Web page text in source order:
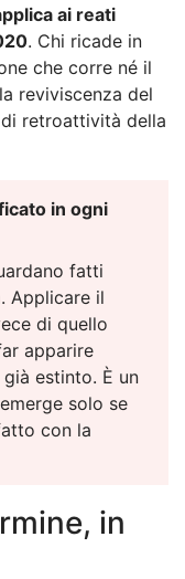
ai reati
. Chi ricade in
che corre né il
reviviscenza del
retroattività della
in ogni
fatti
Applicare il
di quello
apparire
estinto. È un
solo se
con la
in